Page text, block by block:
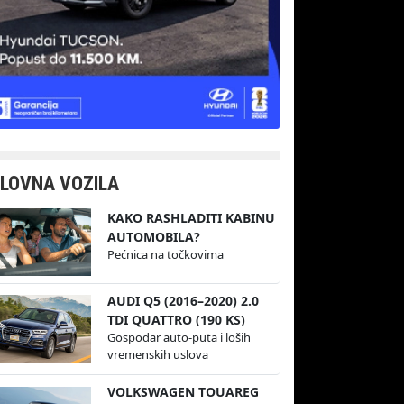
VOZILA
KAKO RASHLADITI KABINU
AUTOMOBILA?
Pećnica na točkovima
AUDI Q5 (2016–2020) 2.0
TDI QUATTRO (190 KS)
Gospodar auto-puta i loših
vremenskih uslova
VOLKSWAGEN TOUAREG